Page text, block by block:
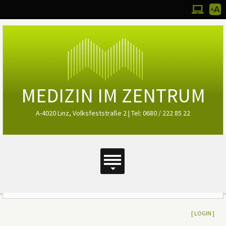
Zum
MEDIZIN IM ZENTRUM
A-4020 Linz, Volksfeststraße 2 | Tel: 0680 / 222 85 22
Hauptmenü
[LOGIN ]